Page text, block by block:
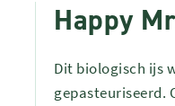
Happy
Dit biologisch ijs
gepasteuriseerd.